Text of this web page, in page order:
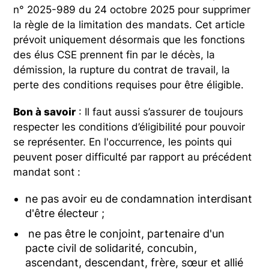
n° 2025-989 du 24 octobre 2025 pour supprimer
la règle de la limitation des mandats. Cet article
prévoit uniquement désormais que les fonctions
des élus CSE prennent fin par le décès, la
démission, la rupture du contrat de travail, la
perte des conditions requises pour être éligible.
Bon à savoir : Il faut aussi s’assurer de toujours
respecter les conditions d’éligibilité pour pouvoir
se représenter. En l'occurrence, les points qui
peuvent poser difficulté par rapport au précédent
mandat sont :
ne pas avoir eu de condamnation interdisant
d'être électeur ;
ne pas être le conjoint, partenaire d'un
pacte civil de solidarité, concubin,
ascendant, descendant, frère, sœur et allié